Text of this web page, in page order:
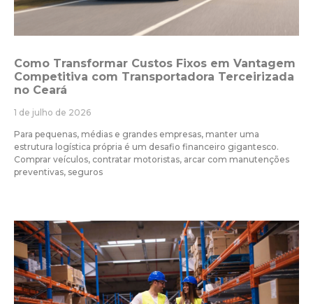
Como Transformar Custos Fixos em Vantagem
Competitiva com Transportadora Terceirizada
no Ceará
1 de julho de 2026
Para pequenas, médias e grandes empresas, manter uma
estrutura logística própria é um desafio financeiro gigantesco.
Comprar veículos, contratar motoristas, arcar com manutenções
preventivas, seguros